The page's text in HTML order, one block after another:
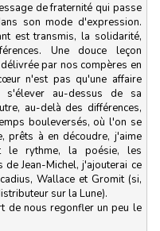
de fraternité qui passe
son mode d'expression.
est transmis, la solidarité,
Une douce leçon
par nos compères en
n'est pas qu'une affaire
au-dessus de sa
au-delà des différences,
bouleversés, où l'on se
prêts à en découdre, j'aime
le rythme, la poésie, les
Jean-Michel, j'ajouterai ce
Wallace et Gromit (si,
sur la Lune).
de nous regonfler un peu le